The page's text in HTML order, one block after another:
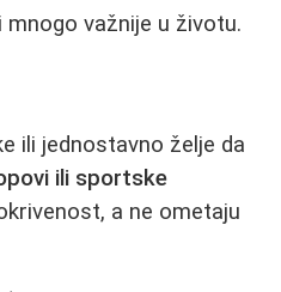
važnije u životu.
ili jednostavno želje da
ili sportske
a ne ometaju